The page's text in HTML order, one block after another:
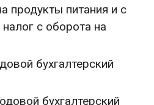
продукты питания и с
с оборота на
бухгалтерский
бухгалтерский